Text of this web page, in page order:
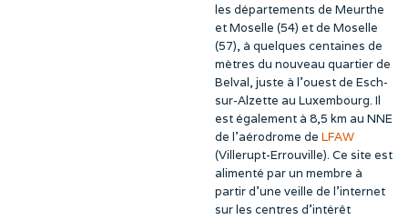
les départements de Meurthe
et Moselle (54) et de Moselle
(57), à quelques centaines de
mètres du nouveau quartier de
Belval, juste à l’ouest de Esch-
sur-Alzette au Luxembourg. Il
est également à 8,5 km au NNE
de l’aérodrome de LFAW
(Villerupt-Errouville). Ce site est
alimenté par un membre à
partir d’une veille de l’internet
sur les centres d’intérêt